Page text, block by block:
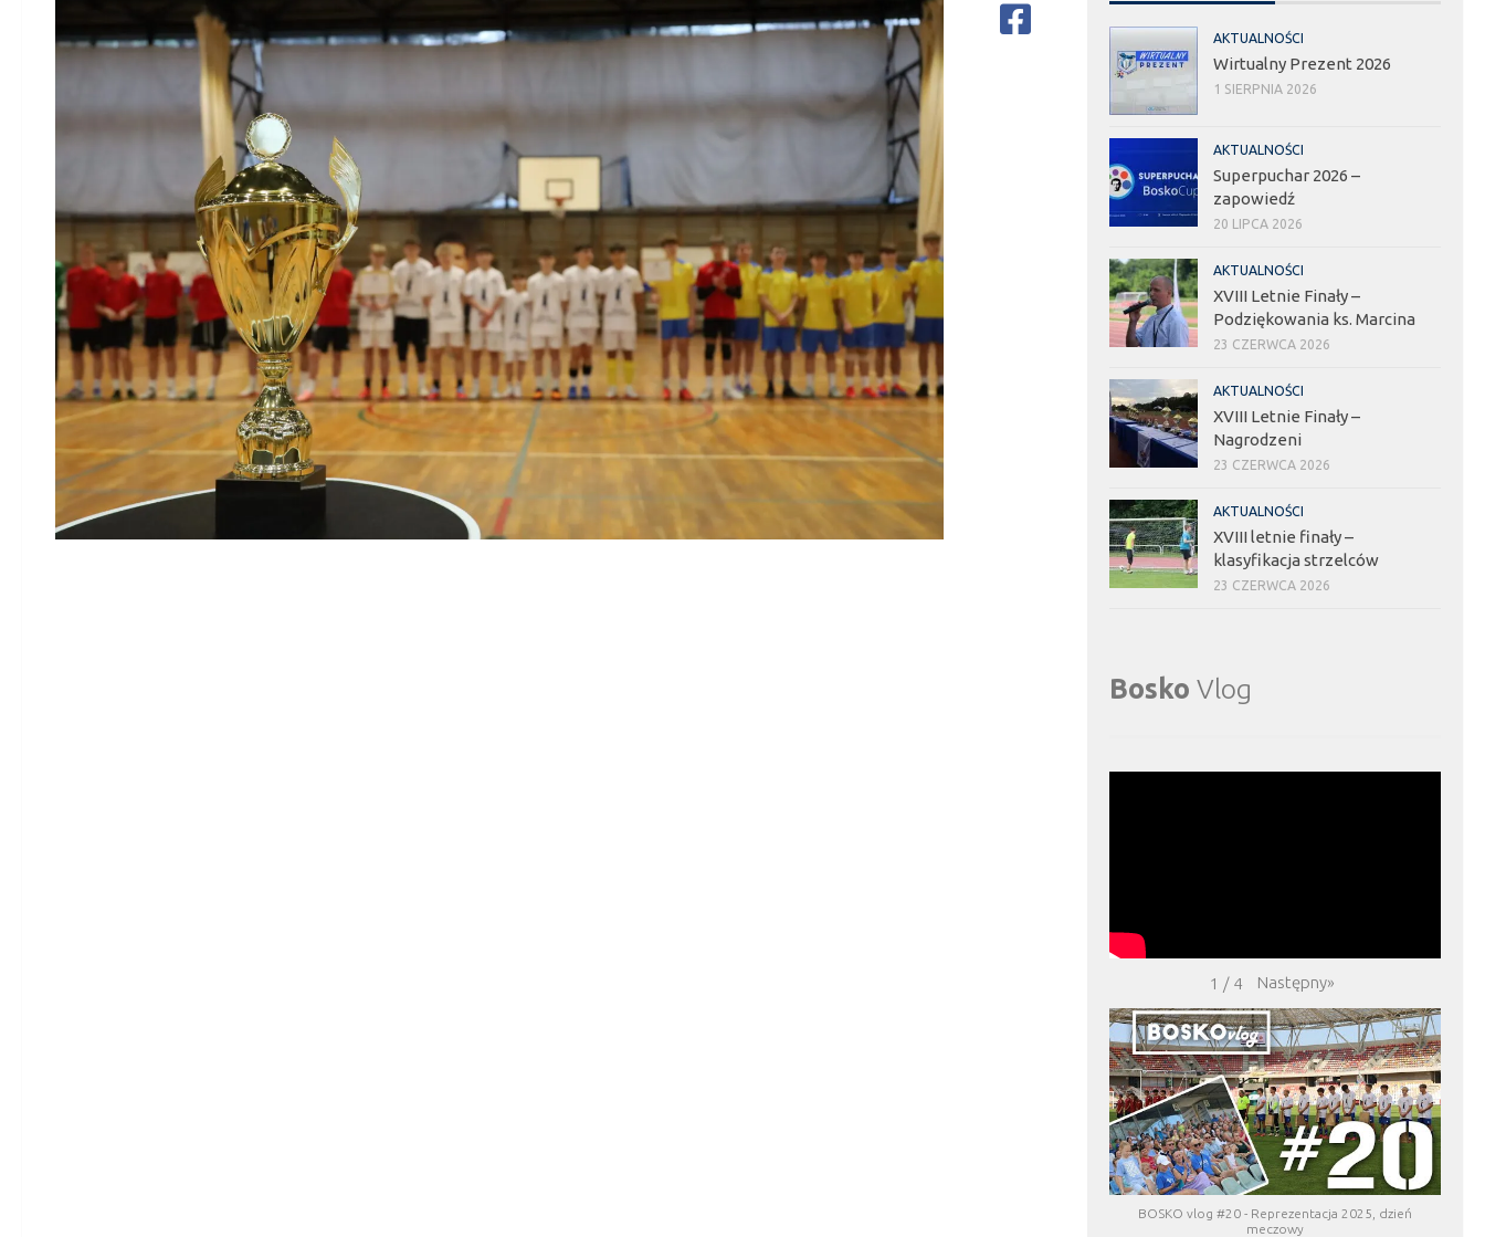
AKTUALNOŚCI
Wirtualny Prezent 2026
1 SIERPNIA 2026
AKTUALNOŚCI
Superpuchar 2026 –
zapowiedź
20 LIPCA 2026
AKTUALNOŚCI
XVIII Letnie Finały –
Podziękowania ks. Marcina
23 CZERWCA 2026
AKTUALNOŚCI
XVIII Letnie Finały –
Nagrodzeni
23 CZERWCA 2026
AKTUALNOŚCI
XVIII letnie finały –
klasyfikacja strzelców
23 CZERWCA 2026
Bosko Vlog
1 / 4 Następny»
BOSKO vlog #20 - Reprezentacja 2025, dzień
meczowy